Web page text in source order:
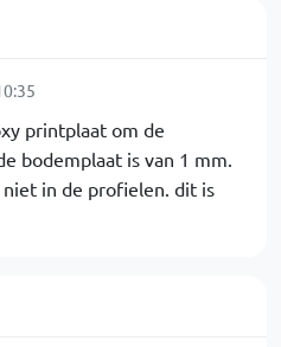
printplaat om de
bodemplaat is van 1 mm.
in de profielen. dit is